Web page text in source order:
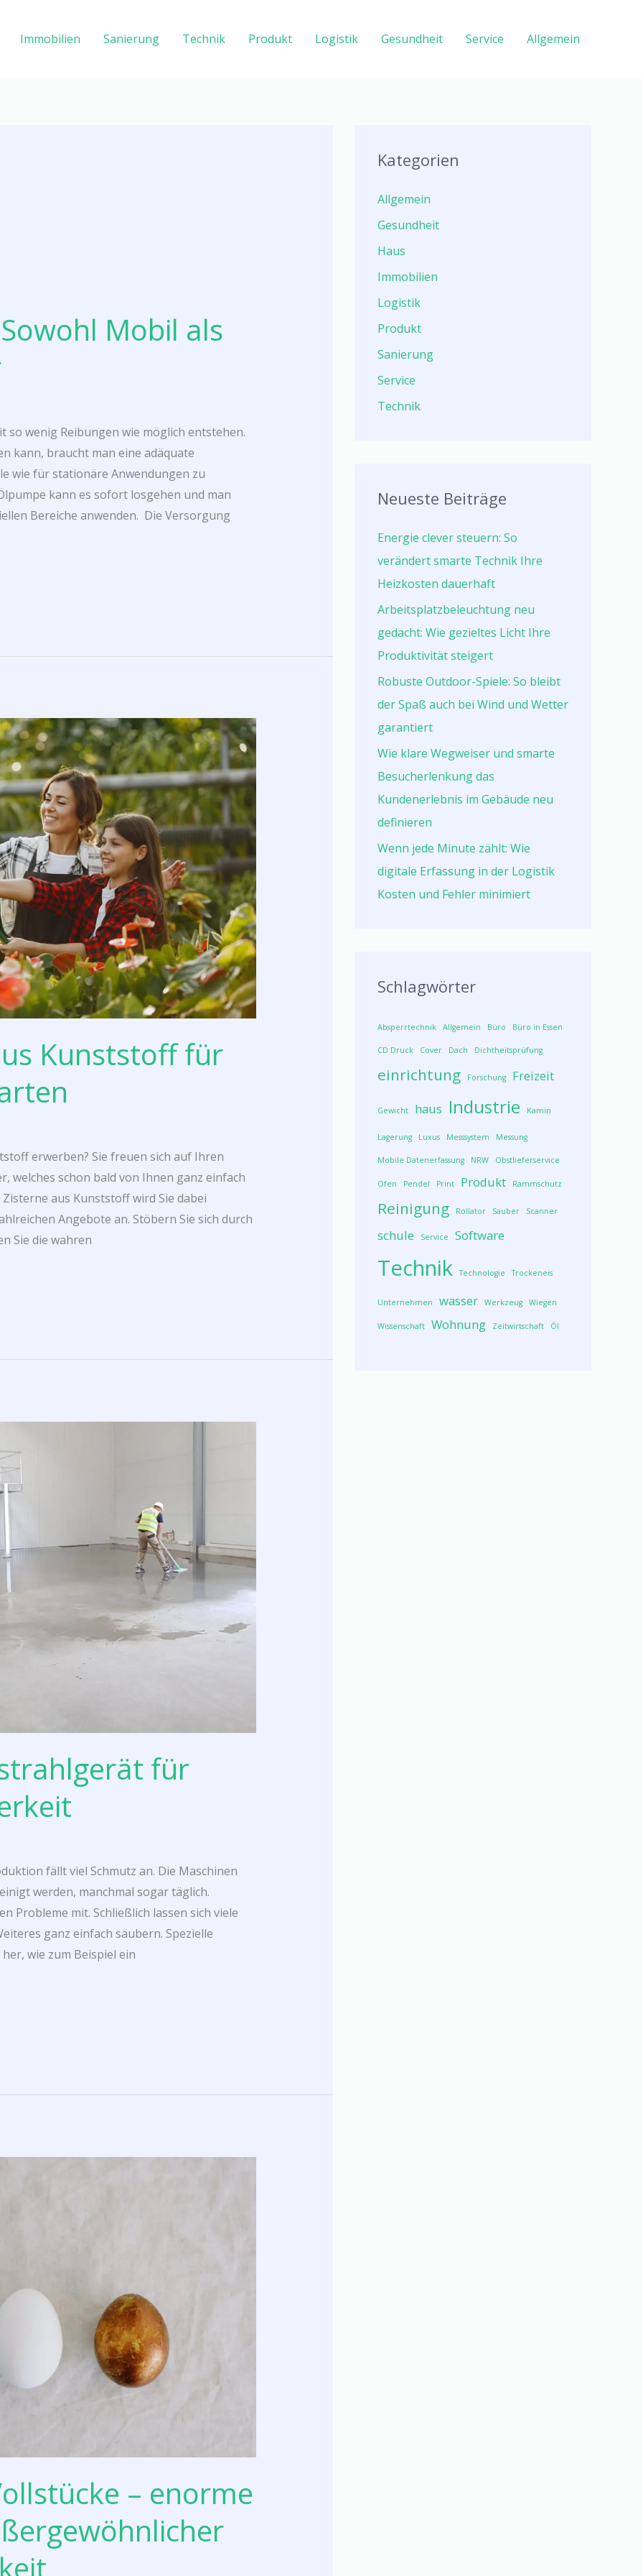
Immobilien Sanierung Technik Produkt Logistik Gesundheit Service Allgemein
Mobil als
so wenig Reibungen wie möglich entstehen.
kann, braucht man eine adäquate
wie für stationäre Anwendungen zu
kann es sofort losgehen und man
Bereiche anwenden. Die Versorgung
Kunststoff für
erwerben? Sie freuen sich auf Ihren
welches schon bald von Ihnen ganz einfach
aus Kunststoff wird Sie dabei
Angebote an. Stöbern Sie sich durch
Sie die wahren
für
fällt viel Schmutz an. Die Maschinen
werden, manchmal sogar täglich.
Probleme mit. Schließlich lassen sich viele
ganz einfach säubern. Spezielle
wie zum Beispiel ein
– enorme
Kategorien
Allgemein
Gesundheit
Haus
Immobilien
Logistik
Produkt
Sanierung
Service
Technik
Neueste Beiträge
Energie clever steuern: So
verändert smarte Technik Ihre
Heizkosten dauerhaft
Arbeitsplatzbeleuchtung neu
gedacht: Wie gezieltes Licht Ihre
Produktivität steigert
Robuste Outdoor-Spiele: So bleibt
der Spaß auch bei Wind und Wetter
garantiert
Wie klare Wegweiser und smarte
Besucherlenkung das
Kundenerlebnis im Gebäude neu
definieren
Wenn jede Minute zählt: Wie
digitale Erfassung in der Logistik
Kosten und Fehler minimiert
Schlagwörter
Absperrtechnik Allgemein Büro Büro in Essen
CD Druck Cover Dach Dichtheitsprüfung
einrichtung Forschung Freizeit
Gewicht haus Industrie Kamin
Lagerung Luxus Messsystem Messung
Mobile Datenerfassung NRW Obstlieferservice
Ofen Pendel Print Produkt Rammschutz
Reinigung Rollator Sauber Scanner
schule Service Software
Technik Technologie Trockeneis
Unternehmen wasser Werkzeug Wiegen
Wissenschaft Wohnung Zeitwirtschaft Öl